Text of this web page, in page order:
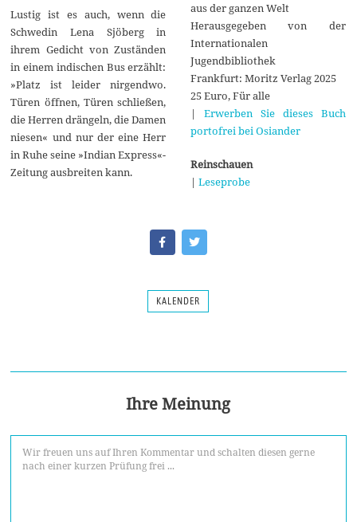
Lustig ist es auch, wenn die
Schwedin Lena Sjöberg in
ihrem Gedicht von Zuständen
in einem indischen Bus erzählt:
»Platz ist leider nirgendwo.
Türen öffnen, Türen schließen,
die Herren drängeln, die Damen
niesen« und nur der eine Herr
in Ruhe seine »Indian Express«-
Zeitung ausbreiten kann.
aus der ganzen Welt
Herausgegeben von der
Internationalen
Jugendbibliothek
Frankfurt: Moritz Verlag 2025
25 Euro, Für alle
| Erwerben Sie dieses Buch
portofrei bei Osiander
Reinschauen
| Leseprobe
KALENDER
Ihre Meinung